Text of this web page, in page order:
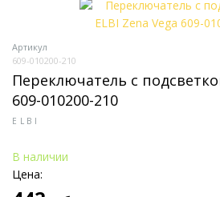
Артикул
609-010200-210
Переключатель с
609-010200-210
ELBI
В наличии
Цена: